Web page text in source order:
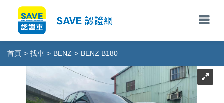
首頁 > 找車 > BENZ > BENZ B180